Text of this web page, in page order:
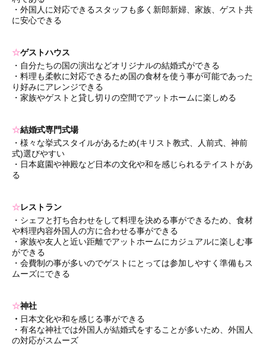
・外国人に対応できるスタッフも多く新郎新婦、家族、ゲスト共
に安心できる
☆ゲストハウス
・自分たちの国の演出などオリジナルの結婚式ができる
・料理も柔軟に対応できるため国の食材を使う事が可能であった
り好みにアレンジできる
・家族やゲストと貸し切りの空間でアットホームに楽しめる
☆結婚式専門式場
・様々な挙式スタイルがあるため(キリスト教式、人前式、神前
式)選びやすい
・日本庭園や神殿など日本の文化や和を感じられるテイストがあ
る
☆レストラン
・シェフと打ち合わせをして料理を決める事ができるため、食材
や料理内容外国人の方に合わせる事ができる
・家族や友人と近い距離でアットホームにカジュアルに楽しむ事
ができる
・会費制の事が多いのでゲストにとっては参加しやすく準備もス
ムーズにできる
☆神社
・ 日本文化や和を感じる事ができる
・有名な神社では外国人が結婚式をすることが多いため、外国人
の対応がスムーズ